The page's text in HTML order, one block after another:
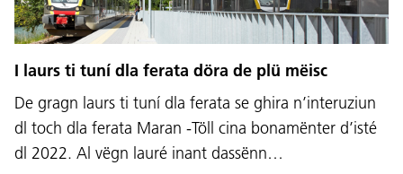
I laurs ti tuní dla ferata döra de plü mëisc
De gragn laurs ti tuní dla ferata se ghira n’interuziun
dl toch dla ferata Maran -Töll cina bonamënter d’isté
dl 2022. Al vëgn lauré inant dassënn…